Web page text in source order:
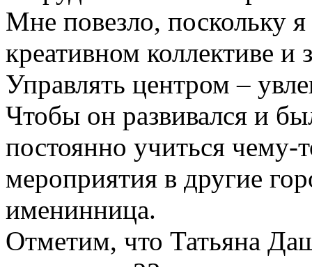
Мне повезло, поскольку
креативном коллективе
Управлять центром –
Чтобы он развивался и
постоянно учиться чему-
мероприятия в другие
именинница.
Отметим, что Татьяна